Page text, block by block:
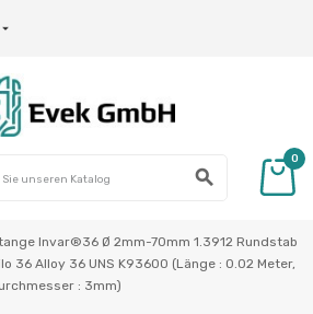

search
0
Invar®36 Ø 2mm-70mm 1.3912 Rundstab
36 Alloy 36 UNS K93600 (Länge : 0.02 Meter,
: 3mm)